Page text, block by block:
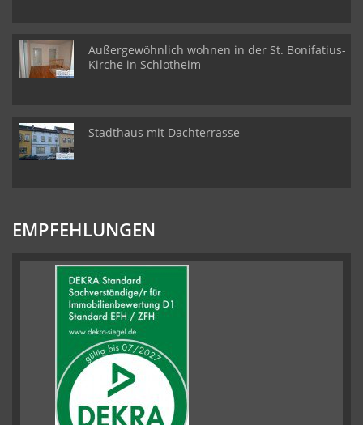
Außergewöhnlich wohnen in der St. Bonifatius-
Kirche in Schlotheim
Stadthaus mit Dachterrasse
EMPFEHLUNGEN